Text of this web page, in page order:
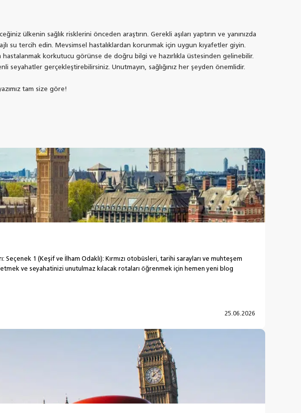
ülkenin sağlık risklerini önceden araştırın. Gerekli aşıları yaptırın ve yanınızda
su tercih edin. Mevsimsel hastalıklardan korunmak için uygun kıyafetler giyin.
hastalanmak korkutucu görünse de doğru bilgi ve hazırlıkla üstesinden gelinebilir.
seyahatler gerçekleştirebilirsiniz. Unutmayın, sağlığınız her şeyden önemlidir.
tam size göre!
1 (Keşif ve İlham Odaklı): Kırmızı otobüsleri, tarihi sarayları ve muhteşem
ve seyahatinizi unutulmaz kılacak rotaları öğrenmek için hemen yeni blog
25.06.2026